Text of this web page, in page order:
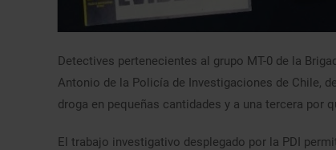
Detectives pertenecientes al grupo MT-0 de la
Antonio de la Policía de Investigaciones de Chile,
droga en pequeñas cantidades y a una tercera por
El trabajo investigativo desplegado por la PDI